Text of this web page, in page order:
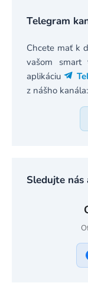
Telegram
Chcete mať k
vašom smart
aplikáciu
z nášho kanála:
Sledujte nás